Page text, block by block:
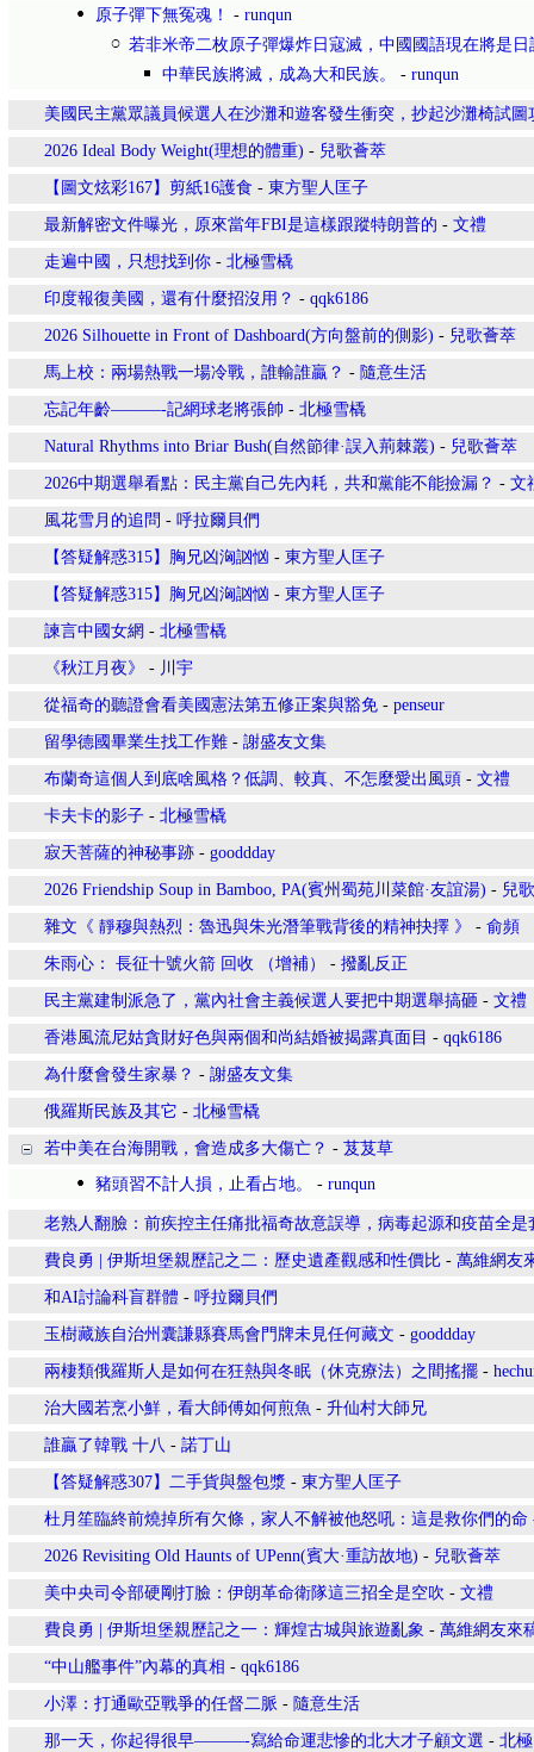
原子彈下無冤魂！
- runqun
若非米帝二枚原子彈爆炸日寇滅，中國國語現在將是日
中華民族將滅，成為大和民族。
- runqun
美國民主黨眾議員候選人在沙灘和遊客發生衝突，抄起沙灘椅試圖
2026 Ideal Body Weight(理想的體重) - 兒歌薈萃
【圖文炫彩167】剪紙16護食 - 東方聖人匡子
最新解密文件曝光，原來當年FBI是這樣跟蹤特朗普的 - 文禮
走遍中國，只想找到你 - 北極雪橇
印度報復美國，還有什麼招沒用？ - qqk6186
2026 Silhouette in Front of Dashboard(方向盤前的側影) - 兒歌薈萃
馬上校：兩場熱戰一場冷戰，誰輸誰贏？ - 隨意生活
忘記年齡———-記網球老將張帥 - 北極雪橇
Natural Rhythms into Briar Bush(自然節律·誤入荊棘叢) - 兒歌薈萃
2026中期選舉看點：民主黨自己先內耗，共和黨能不能撿漏？ - 文
風花雪月的追問 - 呼拉爾貝們
【答疑解惑315】胸兄凶洶訩忷 - 東方聖人匡子
【答疑解惑315】胸兄凶洶訩忷 - 東方聖人匡子
諫言中國女網 - 北極雪橇
《秋江月夜》 - 川宇
從福奇的聽證會看美國憲法第五修正案與豁免 - penseur
留學德國畢業生找工作難 - 謝盛友文集
布蘭奇這個人到底啥風格？低調、較真、不怎麼愛出風頭 - 文禮
卡夫卡的影子 - 北極雪橇
寂天菩薩的神秘事跡 - gooddday
2026 Friendship Soup in Bamboo, PA(賓州蜀苑川菜館·友誼湯) - 兒
雜文《 靜穆與熱烈：魯迅與朱光潛筆戰背後的精神抉擇 》 - 俞頻
朱雨心： 長征十號火箭 回收 （增補） - 撥亂反正
民主黨建制派急了，黨內社會主義候選人要把中期選舉搞砸 - 文禮
香港風流尼姑貪財好色與兩個和尚結婚被揭露真面目 - qqk6186
為什麼會發生家暴？ - 謝盛友文集
俄羅斯民族及其它 - 北極雪橇
若中美在台海開戰，會造成多大傷亡？ - 芨芨草
豬頭習不計人損，止看占地。
- runqun
老熟人翻臉：前疾控主任痛批福奇故意誤導，病毒起源和疫苗全是
費良勇 | 伊斯坦堡親歷記之二：歷史遺產觀感和性價比 - 萬維網友
和AI討論科盲群體 - 呼拉爾貝們
玉樹藏族自治州囊謙縣賽馬會門牌未見任何藏文 - gooddday
兩棲類俄羅斯人是如何在狂熱與冬眠（休克療法）之間搖擺 -
治大國若烹小鮮，看大師傅如何煎魚 - 升仙村大師兄
誰贏了韓戰 十八 - 諾丁山
【答疑解惑307】二手貨與盤包漿 - 東方聖人匡子
杜月笙臨終前燒掉所有欠條，家人不解被他怒吼：這是救你們的命
2026 Revisiting Old Haunts of UPenn(賓大·重訪故地) - 兒歌薈萃
美中央司令部硬剛打臉：伊朗革命衛隊這三招全是空吹 - 文禮
費良勇 | 伊斯坦堡親歷記之一：輝煌古城與旅遊亂象 - 萬維網友來
“中山艦事件”內幕的真相 - qqk6186
小澤：打通歐亞戰爭的任督二脈 - 隨意生活
那一天，你起得很早———-寫給命運悲慘的北大才子顧文選 - 北